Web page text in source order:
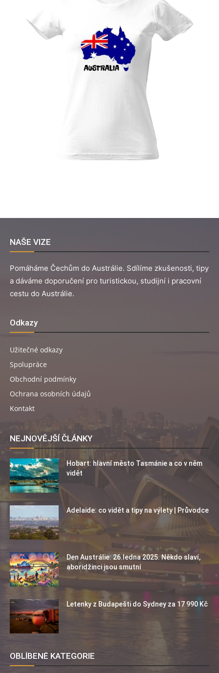
NAŠE VIZE
Pomáháme Čechům do Austrálie. Sdílíme zkušenosti, tipy
a dáváme doporučení pro turistickou, studijní i pracovní
cestu do Austrálie.
Odkazy
Užitečné odkazy
Spolupráce
Obchodní podmínky
Ochrana osobních údajů
Kontakt
NEJNOVĚJŠÍ ČLÁNKY
Hobart: hlavní město Tasmánie a co v něm
vidět
Adelaide: co vidět a tipy na výlety | Průvodce
Den Austrálie: 26.ledna 2025. Někdo slaví,
aboridžinci jsou smutní
Letenky z Budapešti do Sydney za 17 990 Kč
OBLÍBENÉ KATEGORIE